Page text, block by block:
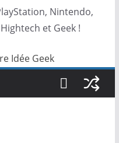
Nintendo,
et Geek !